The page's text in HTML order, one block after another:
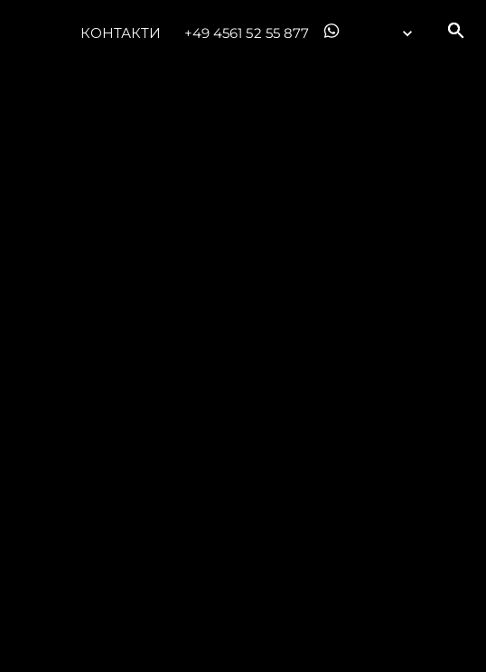
КОНТАКТИ +49 4561 52 55 877